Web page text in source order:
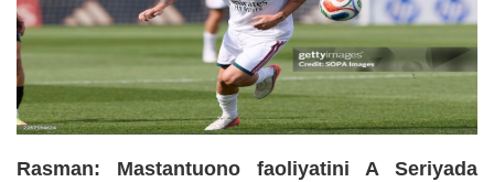
Rasman: Mastantuono faoliyatini A Seriyada